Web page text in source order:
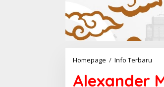
Homepage / Info Terbaru
Alexander